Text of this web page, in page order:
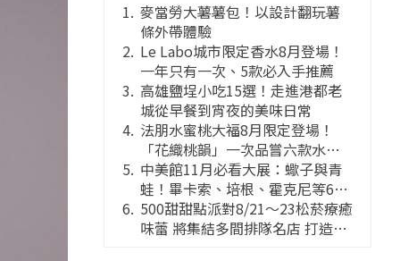
麥當勞大薯薯包！以設計翻玩薯
條外帶體驗
Le Labo城市限定香水8月登場！
一年只有一次、5款必入手推薦
高雄鹽埕小吃15選！走進港都老
城從早餐到宵夜的美味日常
法朋水蜜桃大福8月限定登場！
「花織桃韻」一次品嘗六款水蜜
桃花果大福
中美館11月必看大展：蠍子與青
蛙！畢卡索、培根、霍克尼等66
件國巨典藏亮相
500甜甜點派對8/21～23松菸療癒
味蕾 將集結多間排隊名店 打造靈